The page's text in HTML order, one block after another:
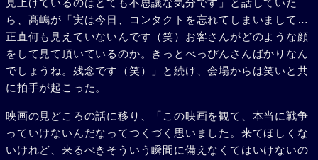
見上げているのはとても不思議な気分です」と話していた
ら、髙嶋が「実は今日、コンタクトを忘れてしまいまして…
正直何も見えていないんです（笑）お客さんがどのような顔
をして見て頂いているのか。きっとべっぴんさんばかりなん
でしょうね。残念です（笑）」と続け、会場からは笑いと共
に拍手が起こった。
映画の見どころの話に移り、「この映画を観て、本当に戦争
っていけないんだなってつくづく思いました。来てほしくな
いけれど、来るべきそういう瞬間に備えなくてはいけないの